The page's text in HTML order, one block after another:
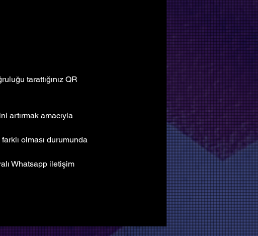
tarattığınız QR
artırmak amacıyla
olması durumunda
Whatsapp iletişim